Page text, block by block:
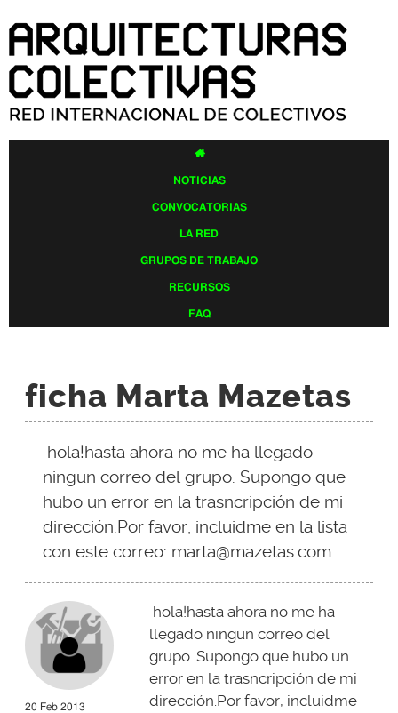
contenido
principal

NOTICIAS
CONVOCATORIAS
LA RED
GRUPOS DE TRABAJO
RECURSOS
FAQ
ficha Marta Mazetas
hola!hasta ahora no me ha llegado
ningun correo del grupo. Supongo que
hubo un error en la trasncripción de mi
dirección.Por favor, incluidme en la lista
con este correo: marta@mazetas.com
20 Feb 2013
hola!hasta ahora no me ha
llegado ningun correo del
grupo. Supongo que hubo un
error en la trasncripción de mi
dirección.Por favor, incluidme